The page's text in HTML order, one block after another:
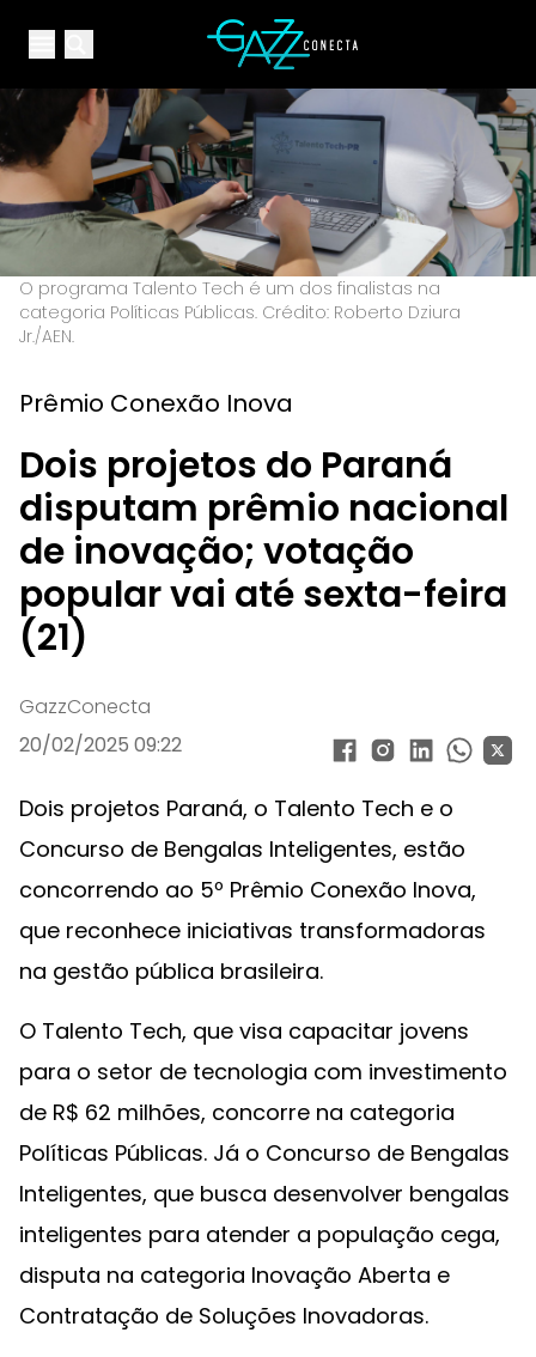
Open main menuYour Company
O programa Talento Tech é um dos finalistas na
categoria Políticas Públicas. Crédito: Roberto Dziura
Jr./AEN.
Prêmio Conexão Inova
Dois projetos do Paraná
disputam prêmio nacional
de inovação; votação
popular vai até sexta-feira
(21)
GazzConecta
20/02/2025 09:22
Dois projetos Paraná, o Talento Tech e o
Concurso de Bengalas Inteligentes, estão
concorrendo ao 5º Prêmio Conexão Inova,
que reconhece iniciativas transformadoras
na gestão pública brasileira.
O Talento Tech, que visa capacitar jovens
para o setor de tecnologia com investimento
de R$ 62 milhões, concorre na categoria
Políticas Públicas. Já o Concurso de Bengalas
Inteligentes, que busca desenvolver bengalas
inteligentes para atender a população cega,
disputa na categoria Inovação Aberta e
Contratação de Soluções Inovadoras.